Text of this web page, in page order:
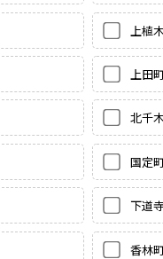
上植
上田
北千
国定
下道
香林